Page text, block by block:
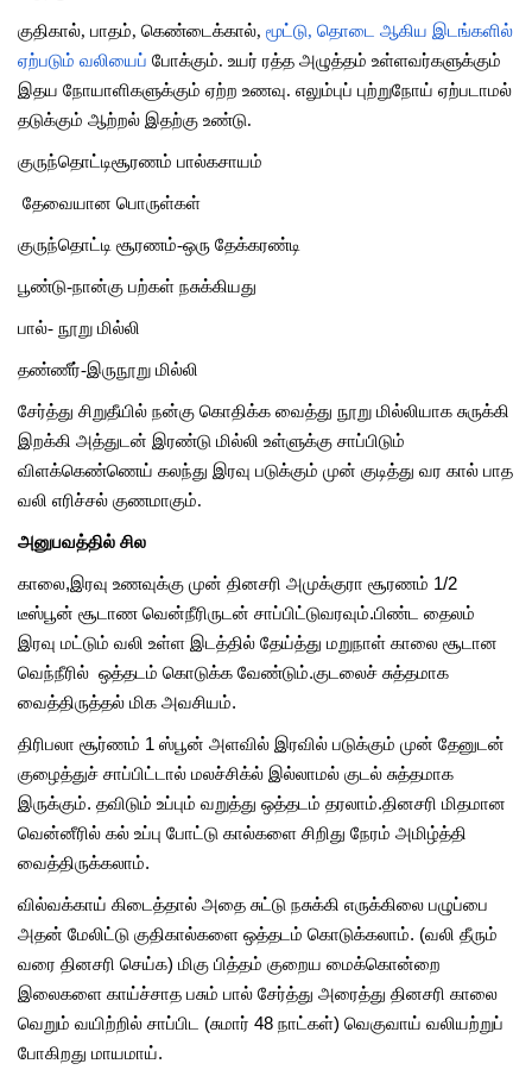
குதிகால், பாதம், கெண்டைக்கால், மூட்டு, தொடை ஆகிய இடங்களில்
ஏற்படும் வலியைப் போக்கும். உயர் ரத்த அழுத்தம் உள்ளவர்களுக்கும்
இதய நோயாளிகளுக்கும் ஏற்ற உணவு. எலும்புப் புற்றுநோய் ஏற்படாமல்
தடுக்கும் ஆற்றல் இதற்கு உண்டு.
குருந்தொட்டிசூரணம் பால்கசாயம்
தேவையான பொருள்கள்
குருந்தொட்டி சூரணம்-ஒரு தேக்கரண்டி
பூண்டு-நான்கு பற்கள் நசுக்கியது
பால்- நூறு மில்லி
தண்ணீர்-இருநூறு மில்லி
சேர்த்து சிறுதீயில் நன்கு கொதிக்க வைத்து நூறு மில்லியாக சுருக்கி
இறக்கி அத்துடன் இரண்டு மில்லி உள்ளுக்கு சாப்பிடும்
விளக்கெண்ணெய் கலந்து இரவு படுக்கும் முன் குடித்து வர கால் பாத
வலி எரிச்சல் குணமாகும்.
அனுபவத்தில் சில
காலை,இரவு உணவுக்கு முன் தினசரி அமுக்குரா சூரணம் 1/2
டீஸ்பூன் சூடாண வென்நீரிருடன் சாப்பிட்டுவரவும்.பிண்ட தைலம்
இரவு மட்டும் வலி உள்ள இடத்தில் தேய்த்து மறுநாள் காலை சூடான
வெந்நீரில் ஒத்தடம் கொடுக்க வேண்டும்.குடலைச் சுத்தமாக
வைத்திருத்தல் மிக அவசியம்.
திரிபலா சூர்ணம் 1 ஸ்பூன் அளவில் இரவில் படுக்கும் முன் தேனுடன்
குழைத்துச் சாப்பிட்டால் மலச்சிக்ல் இல்லாமல் குடல் சுத்தமாக
இருக்கும். தவிடும் உப்பும் வறுத்து ஒத்தடம் தரலாம்.தினசரி மிதமான
வென்னீரில் கல் உப்பு போட்டு கால்களை சிறிது நேரம் அமிழ்த்தி
வைத்திருக்கலாம்.
வில்வக்காய் கிடைத்தால் அதை சுட்டு நசுக்கி எருக்கிலை பழுப்பை
அதன் மேலிட்டு குதிகால்களை ஒத்தடம் கொடுக்கலாம். (வலி தீரும்
வரை தினசரி செய்க) மிகு பித்தம் குறைய மைக்கொன்றை
இலைகளை காய்ச்சாத பசும் பால் சேர்த்து அரைத்து தினசரி காலை
வெறும் வயிற்றில் சாப்பிட (சுமார் 48 நாட்கள்) வெகுவாய் வலியற்றுப்
போகிறது மாயமாய்.